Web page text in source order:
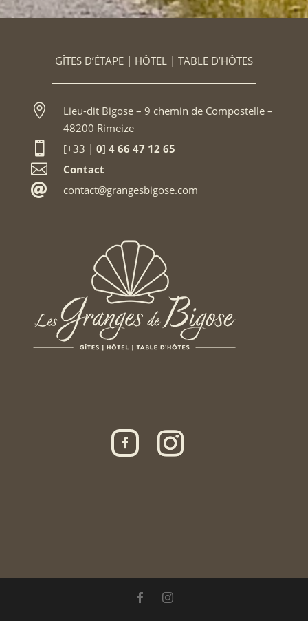
Gérer le consentement
Pour offrir les meilleures expériences, nous utilisons des technologies
Refuser
GÎTES D’ÉTAPE | HÔTEL | TABLE D’HÔTES

Lieu-dit Bigose – 9 chemin de Compostelle –
48200 Rimeize
 [+33 | 0] 4 66 47 12 65
 Contact
 contact@grangesbigose.com